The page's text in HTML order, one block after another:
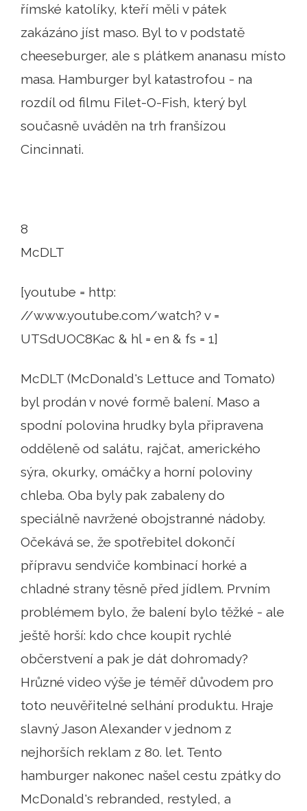
římské katolíky, kteří měli v pátek
zakázáno jíst maso. Byl to v podstatě
cheeseburger, ale s plátkem ananasu místo
masa. Hamburger byl katastrofou - na
rozdíl od filmu Filet-O-Fish, který byl
současně uváděn na trh franšízou
Cincinnati.
8
McDLT
[youtube = http:
//www.youtube.com/watch? v =
UTSdUOC8Kac & hl = en & fs = 1]
McDLT (McDonald's Lettuce and Tomato)
byl prodán v nové formě balení. Maso a
spodní polovina hrudky byla připravena
odděleně od salátu, rajčat, amerického
sýra, okurky, omáčky a horní poloviny
chleba. Oba byly pak zabaleny do
speciálně navržené obojstranné nádoby.
Očekává se, že spotřebitel dokončí
přípravu sendviče kombinací horké a
chladné strany těsně před jídlem. Prvním
problémem bylo, že balení bylo těžké - ale
ještě horší: kdo chce koupit rychlé
občerstvení a pak je dát dohromady?
Hrůzné video výše je téměř důvodem pro
toto neuvěřitelné selhání produktu. Hraje
slavný Jason Alexander v jednom z
nejhorších reklam z 80. let. Tento
hamburger nakonec našel cestu zpátky do
McDonald's rebranded, restyled, a